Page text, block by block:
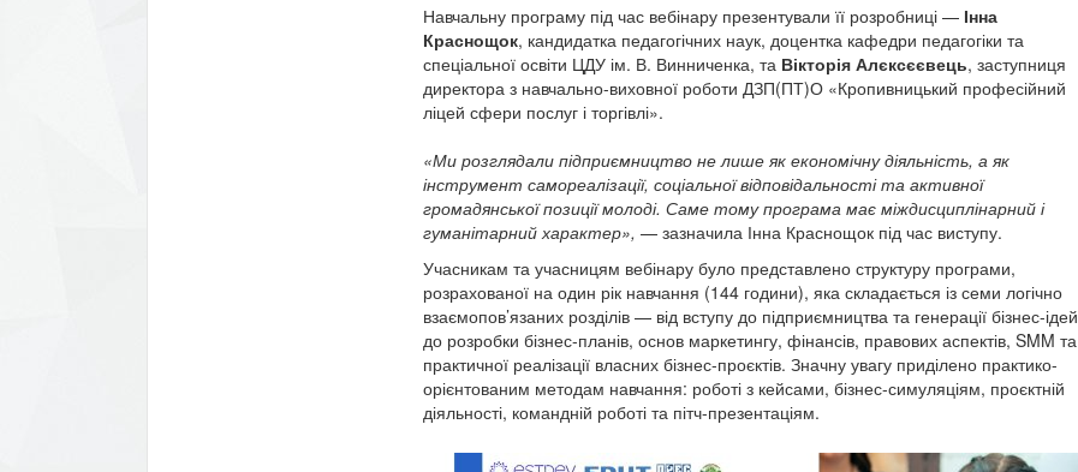
Навчальну програму під час вебінару презентували її розробниці — Інна
Краснощок, кандидатка педагогічних наук, доцентка кафедри педагогіки та
спеціальної освіти ЦДУ ім. В. Винниченка, та Вікторія Алєксєєвець, заступниця
директора з навчально-виховної роботи ДЗП(ПТ)О «Кропивницький професійний
ліцей сфери послуг і торгівлі».
«Ми розглядали підприємництво не лише як економічну діяльність, а як
інструмент самореалізації, соціальної відповідальності та активної
громадянської позиції молоді. Саме тому програма має міждисциплінарний і
гуманітарний характер», — зазначила Інна Краснощок під час виступу.
Учасникам та учасницям вебінару було представлено структуру програми,
розрахованої на один рік навчання (144 години), яка складається із семи логічно
взаємопов’язаних розділів — від вступу до підприємництва та генерації бізнес-ідей
до розробки бізнес-планів, основ маркетингу, фінансів, правових аспектів, SMM та
практичної реалізації власних бізнес-проєктів. Значну увагу приділено практико-
орієнтованим методам навчання: роботі з кейсами, бізнес-симуляціям, проєктній
діяльності, командній роботі та пітч-презентаціям.